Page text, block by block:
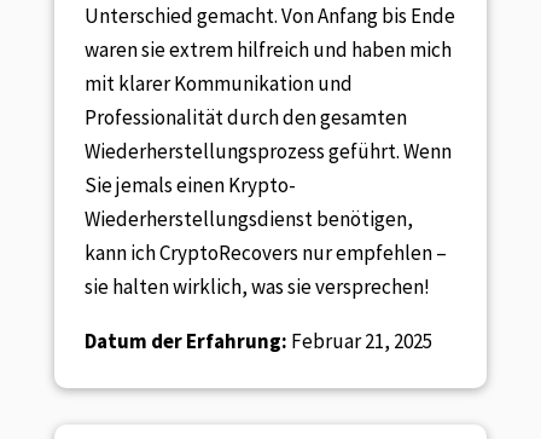
Unterschied gemacht. Von Anfang bis Ende
waren sie extrem hilfreich und haben mich
mit klarer Kommunikation und
Professionalität durch den gesamten
Wiederherstellungsprozess geführt. Wenn
Sie jemals einen Krypto-
Wiederherstellungsdienst benötigen,
kann ich CryptoRecovers nur empfehlen –
sie halten wirklich, was sie versprechen!
Datum der Erfahrung: Februar 21, 2025